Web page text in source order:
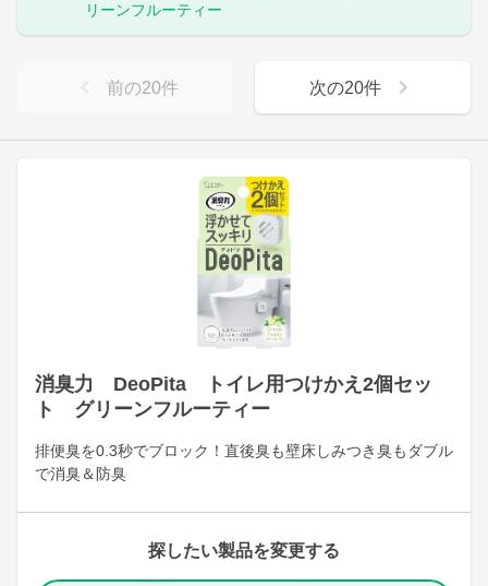
消臭力 DeoPita トイレ用つけかえ2個セッ
ト グリーンフルーティー
排便臭を0.3秒でブロック！直後臭も壁床しみつき臭もダブル
で消臭＆防臭
探したい製品を変更する
リーンフルーティー
前の20件 次の20件